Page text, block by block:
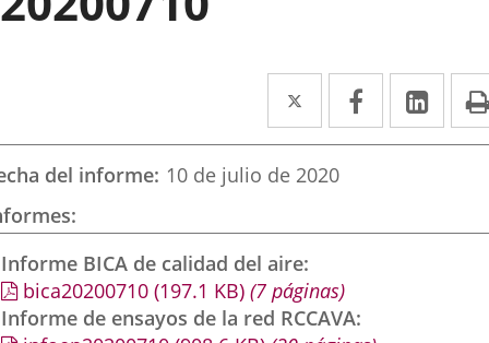
Twitter
Enlace
a
una
externa.
Facebook
Enlace
a
externa.
a
del informe 10 de julio de 2020
Informe BICA de calidad del aire
bica20200710 (197.1 KB) (7 páginas)
Informe de ensayos de la red RCCAVA